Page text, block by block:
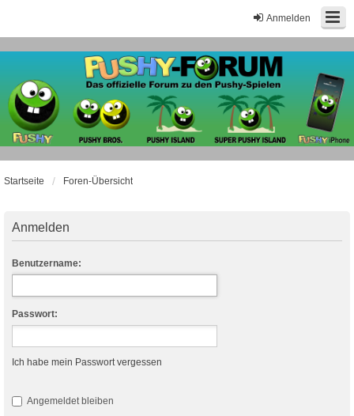
Anmelden
Startseite Foren-Übersicht
Anmelden
Benutzername:
Passwort:
Ich habe mein Passwort vergessen
Angemeldet bleiben